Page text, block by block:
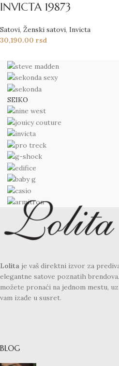
INVICTA 19873
Satovi, Ženski satovi, Invicta
30,190.00 rsd
SEIKO
Lolita je vaš direktni izvor za
elegantne satove poznatih
možete pronaći na jednom mestu,
vam izađe u susret.
BLOG